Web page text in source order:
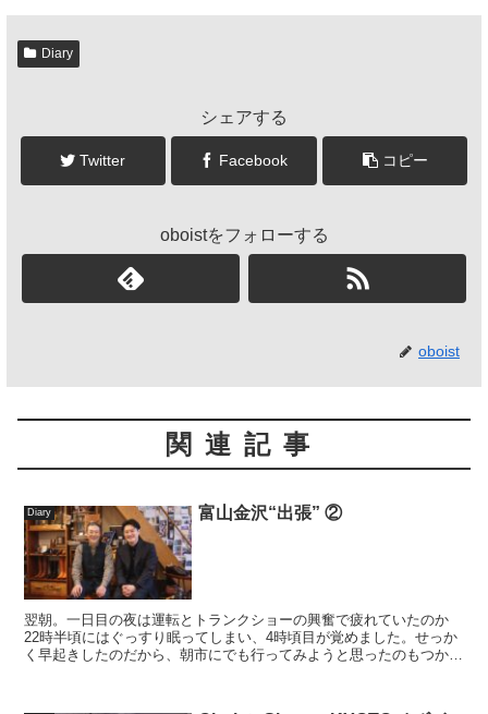
Diary
シェアする
Twitter Facebook コピー
oboistをフォローする
oboist
関連記事
Diary 富山金沢“出張” ②
翌朝。一日目の夜は運転とトランクショーの興奮で疲れていたのか
22時半頃にはぐっすり眠ってしまい、4時頃目が覚めました。せっか
く早起きしたのだから、朝市にでも行ってみようと思ったのもつかの